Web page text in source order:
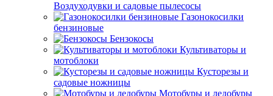
Воздуходувки и садовые пылесосы
Газонокосилки
бензиновые
Бензокосы
Культиваторы и
мотоблоки
Кусторезы и
садовые ножницы
Мотобуры и ледобуры